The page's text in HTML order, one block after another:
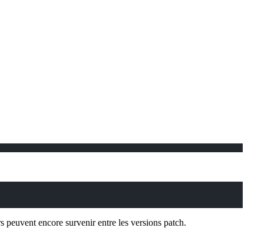
encore survenir entre les versions patch.